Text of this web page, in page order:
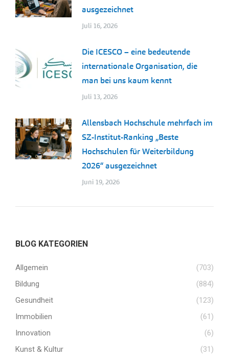
ausgezeichnet
Juli 16, 2026
Die ICESCO – eine bedeutende
internationale Organisation, die
man bei uns kaum kennt
Juli 13, 2026
Allensbach Hochschule mehrfach im
SZ-Institut-Ranking „Beste
Hochschulen für Weiterbildung
2026“ ausgezeichnet
Juni 19, 2026
BLOG KATEGORIEN
Allgemein
(703)
Bildung
(884)
Gesundheit
(123)
Immobilien
(61)
Innovation
(6)
Kunst & Kultur
(31)